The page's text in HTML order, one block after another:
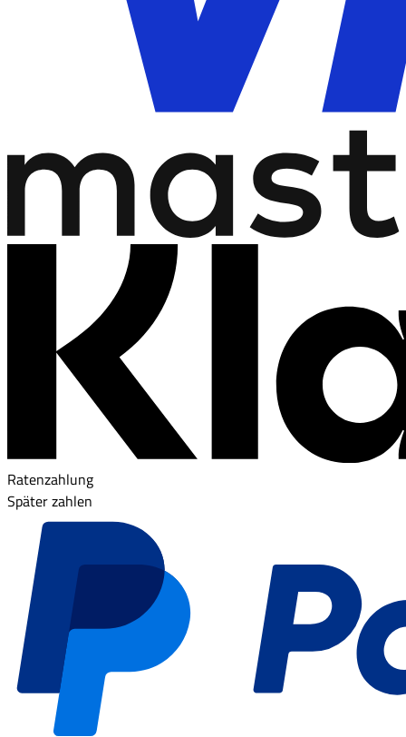
Ratenzahlung
Später zahlen